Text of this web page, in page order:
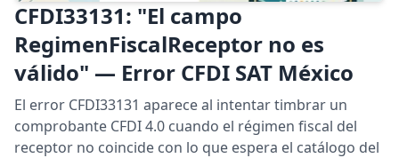
CFDI33131: "El campo
RegimenFiscalReceptor no es
válido" — Error CFDI SAT México
El error CFDI33131 aparece al intentar timbrar un
comprobante CFDI 4.0 cuando el régimen fiscal del
receptor no coincide con lo que espera el catálogo del